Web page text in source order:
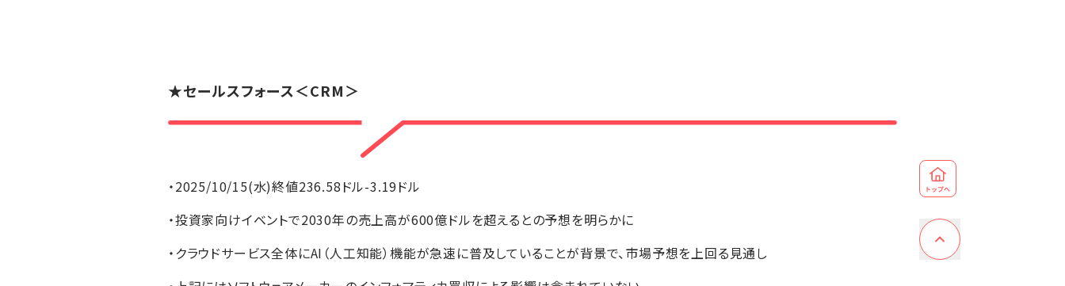
★セールスフォース＜CRM＞
・2025/10/15(水)終値236.58ドル-3.19ドル
・投資家向けイベントで2030年の売上高が600億ドルを超えるとの予想を明らかに
・クラウドサービス全体にAI（人工知能）機能が急速に普及していることが背景で、市場予想を上回る見通し